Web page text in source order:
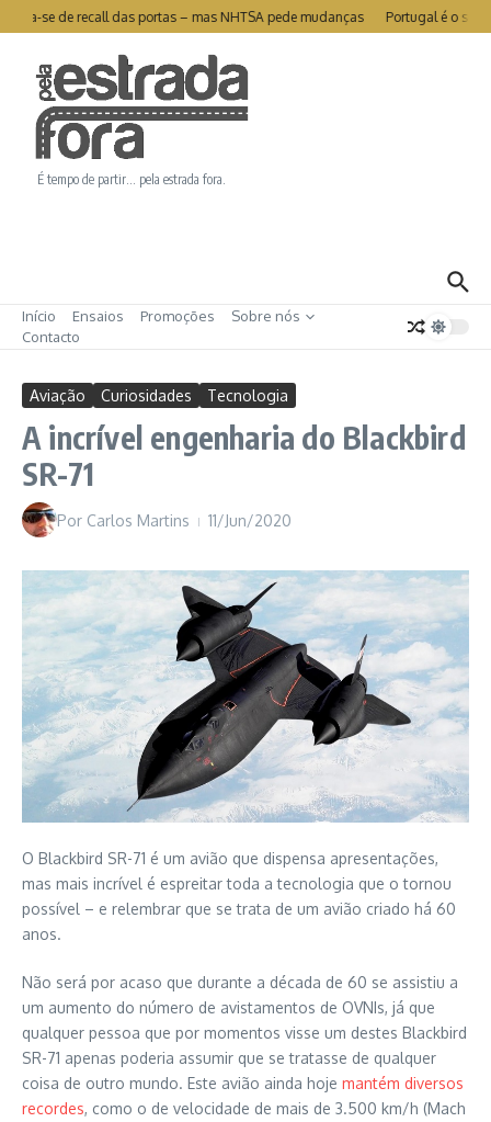
Ir para o conteúdo
se de recall das portas – mas NHTSA pede mudanças Portugal é o
É tempo de partir… pela estrada fora.
Início Ensaios Promoções
Sobre nós
Contacto
Aviação Curiosidades Tecnologia
A incrível engenharia do Blackbird
SR-71
Por Carlos Martins 11/Jun/2020
O Blackbird SR-71 é um avião que dispensa apresentações,
mas mais incrível é espreitar toda a tecnologia que o tornou
possível – e relembrar que se trata de um avião criado há 60
anos.
Não será por acaso que durante a década de 60 se assistiu a
um aumento do número de avistamentos de OVNIs, já que
qualquer pessoa que por momentos visse um destes Blackbird
SR-71 apenas poderia assumir que se tratasse de qualquer
coisa de outro mundo. Este avião ainda hoje mantém diversos
recordes, como o de velocidade de mais de 3.500 km/h (Mach